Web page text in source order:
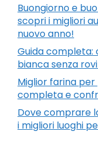
Buongiorno e
scopri i migliori
nuovo anno!
Guida completa:
bianca senza
Miglior farina
completa e
Dove comprare
i migliori luoghi